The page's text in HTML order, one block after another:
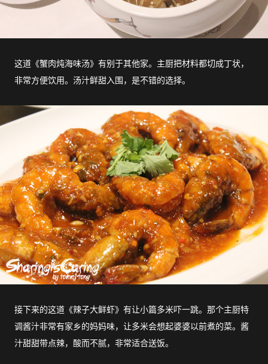
这道《蟹肉炖海味汤》有别于其他家。主厨把材料都切成丁状，
非常方便饮用。汤汁鲜甜入围，是不错的选择。
接下来的这道《辣子大鲜虾》有让小篇多米吓一跳。那个主厨特
调酱汁非常有家乡的妈妈味，让多米会想起婆婆以前煮的菜。酱
汁甜甜带点辣，酸而不腻，非常适合送饭。